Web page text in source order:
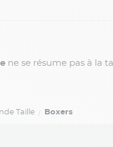
ne se résume pas à la
Taille Boxers